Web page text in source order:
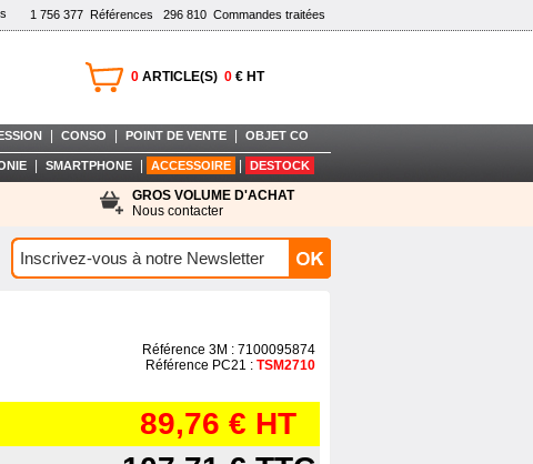
1 756 377 Références 296 810 Commandes traitées
0 ARTICLE(S) 0 € HT
CONSO POINT DE VENTE OBJET CO
SMARTPHONE ACCESSOIRE DESTOCK
GROS VOLUME D'ACHAT
Nous contacter
Référence 3M : 7100095874
Référence PC21 : TSM2710
89,76 € HT